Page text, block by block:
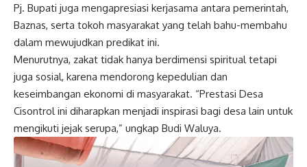
Pj. Bupati juga mengapresiasi kerjasama antara pemerintah,
Baznas, serta tokoh masyarakat yang telah bahu-membahu
dalam mewujudkan predikat ini.
Menurutnya, zakat tidak hanya berdimensi spiritual tetapi
juga sosial, karena mendorong kepedulian dan
keseimbangan ekonomi di masyarakat. “Prestasi Desa
Cisontrol ini diharapkan menjadi inspirasi bagi desa lain untuk
mengikuti jejak serupa,” ungkap Budi Waluya.